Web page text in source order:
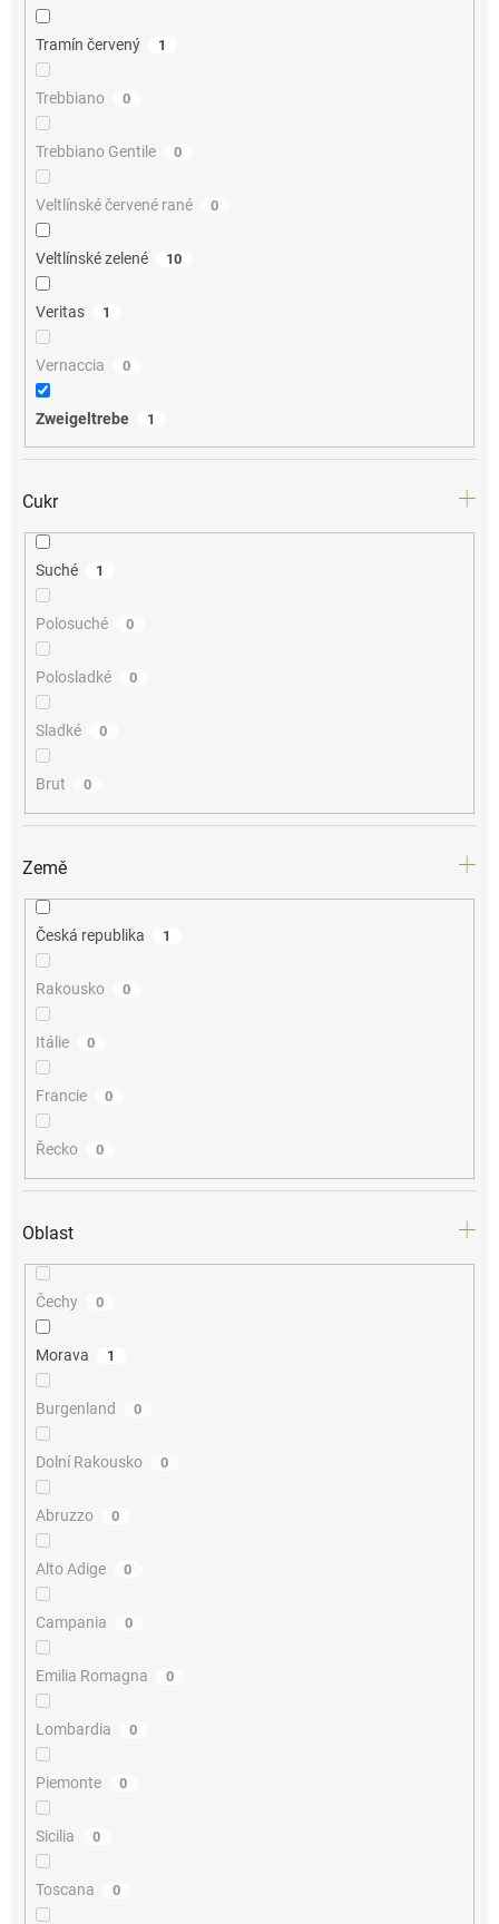
Tramín červený 1
Trebbiano 0
Trebbiano Gentile 0
Veltlínské červené rané 0
Veltlínské zelené 10
Veritas 1
Vernaccia 0
Zweigeltrebe 1
Cukr
Suché 1
Polosuché 0
Polosladké 0
Sladké 0
Brut 0
Země
Česká republika 1
Rakousko 0
Itálie 0
Francie 0
Řecko 0
Oblast
Čechy 0
Morava 1
Burgenland 0
Dolní Rakousko 0
Abruzzo 0
Alto Adige 0
Campania 0
Emilia Romagna 0
Lombardia 0
Piemonte 0
Sicilia 0
Toscana 0